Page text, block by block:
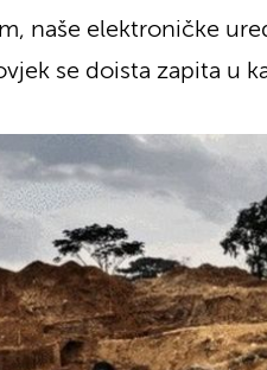
naše elektroničke
se doista zapita u